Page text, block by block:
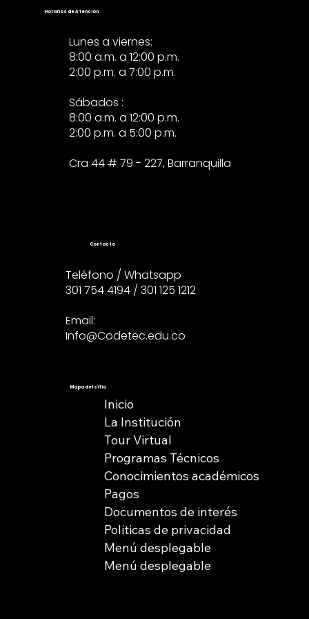
Horarios de Atención
Lunes a viernes:
8:00 a.m. a 12:00 p.m.
2:00 p.m. a 7:00 p.m.
Sábados :
8:00 a.m. a 12:00 p.m.
2:00 p.m. a 5:00 p.m.
Cra 44 # 79 - 227, Barranquilla
Mapa del sitio
Inicio
La Institución
Tour Virtual
Programas Técnicos
Conocimientos académicos
Pagos
Documentos de interés
Politicas de privacidad
Menú desplegable
Menú desplegable
Contacto
Teléfono / Whatsapp
301 754 4194 / 301 125 1212
Email:
Info@Codetec.edu.co